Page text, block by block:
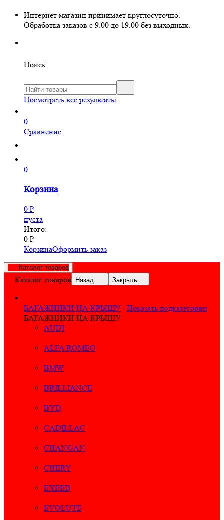
Интернет магазин принимает круглосуточно.
Обработка заказов с 9.00 до 19.00 без выходных.
Поиск
Посмотреть все результаты
0
Сравнение
0
Корзина
0 ₽
пуста
Итого:
0 ₽
КорзинаОформить заказ
Каталог товаров
Каталог товаров Назад Закрыть
БАГАЖНИКИ НА КРЫШУ
Показать подкатегории
БАГАЖНИКИ НА КРЫШУ
AUDI
ALFA ROMEO
BMW
BRILLIANCE
BYD
CADILLAC
CHANGAN
CHERY
EXEED
EVOLUTE